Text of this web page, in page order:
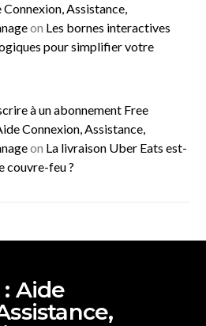
Assistance,
on Les bornes interactives
pour simplifier votre
à un abonnement Free
Connexion, Assistance,
on La livraison Uber Eats est-
couvre-feu ?
Aide